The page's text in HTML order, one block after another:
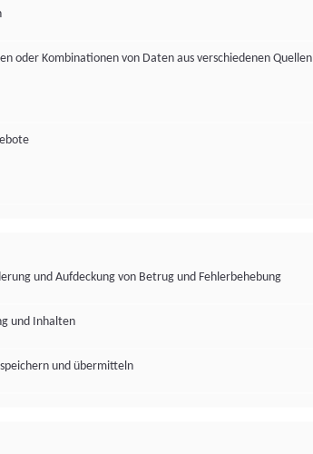
oder Kombinationen von Daten aus verschiedenen Quellen
und Aufdeckung von Betrug und Fehlerbehebung
und Inhalten
und übermitteln